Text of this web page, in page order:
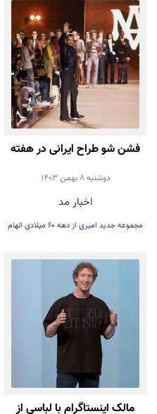
فشن شو طراح ایرانی در هفته
مد مردان 2025 پاریس
دوشنبه 8 بهمن 1403
اخبار مد
مجموعه جدید امیری از دهه ۶۰ میلادی الهام
مالک اینستاگرام با لباسی از